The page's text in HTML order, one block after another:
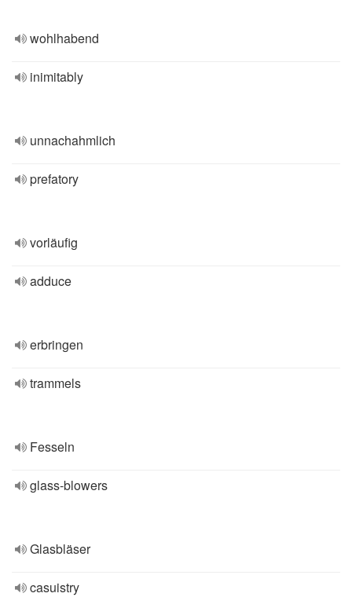
wohlhabend
inimitably
unnachahmlich
prefatory
vorläufig
adduce
erbringen
trammels
Fesseln
glass-blowers
Glasbläser
casuistry